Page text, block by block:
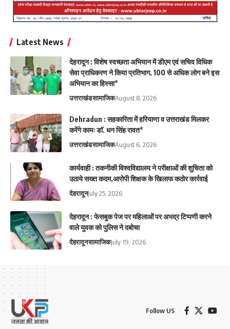
Latest News
देहरादून : विशेष स्वच्छता अभियान में डीएम एवं सचिव विधिक
सेवा प्राधिकरण ने किया प्रतिभाग, 100 से अधिक लोग बने इस
अभियान का हिस्सा*
उत्तराखंडसामाजिकAugust 8, 2026
Dehradun : सहकारिता में हरियाणा व उत्तराखंड मिलकर
करेंगे कामः डाॅ. धन सिंह रावत*
उत्तराखंडसामाजिकAugust 6, 2026
कार्यवाही : तकनीकी विश्वविद्यालय ने परीक्षाओं की शुचिता को
उठाये सख्त कदम,आरोपी शिक्षक के खिलाफ कठोर कार्रवाई
देहरादूनJuly 25, 2026
देहरादून : फेसबुक पेज पर महिलाओं पर अभद्र टिप्पणी करने
वाले युवक को पुलिस ने दबोचा
देहरादूनसामाजिकJuly 19, 2026
Follow US